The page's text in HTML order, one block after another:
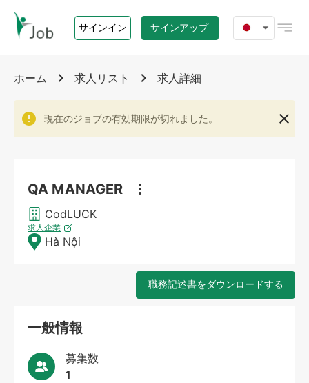
サインイン サインアップ
ホーム
ジョブズ
i-Job.vn について
お問い合わせ
ホーム 求人リスト 求人詳細
現在のジョブの有効期限が切れました。
QA MANAGER
CodLUCK
求人企業
Hà Nội
職務記述書をダウンロードする
一般情報
募集数
1